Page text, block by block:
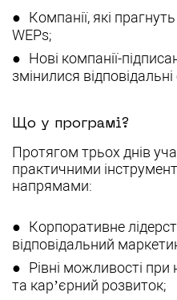
Компанії, які
WEPs;
Нові компанії-
змінилися відповідальні
Що у програмі?
Протягом трьох днів
практичними
напрямами:
Корпоративне
відповідальний
Рівні можливості при
та кар’єрний розвиток;